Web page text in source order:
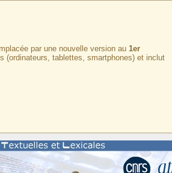
par une nouvelle version au 1er
(ordinateurs, tablettes, smartphones) et inclut